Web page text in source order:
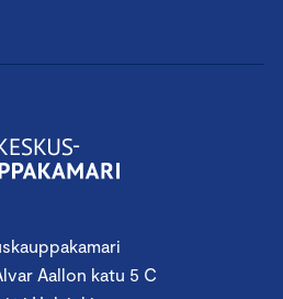
Aallon katu 5 C